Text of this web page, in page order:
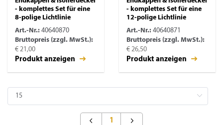
- komplettes Set für eine
8-polige Lichtlinie
Art.-Nr.: 40640870
Bruttopreis (zzgl. MwSt.):
€ 21,00
Produkt anzeigen
- komplettes Set für eine
12-polige Lichtlinie
Art.-Nr.: 40640871
Bruttopreis (zzgl. MwSt.):
€ 26,50
Produkt anzeigen
1